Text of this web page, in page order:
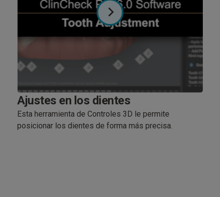
Ajustes en los dientes
Esta herramienta de Controles 3D le permite
posicionar los dientes de forma más precisa.